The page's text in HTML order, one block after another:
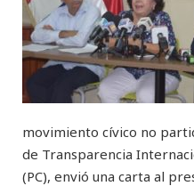
movimiento cívico no
de Transparencia
(PC), envió una carta al